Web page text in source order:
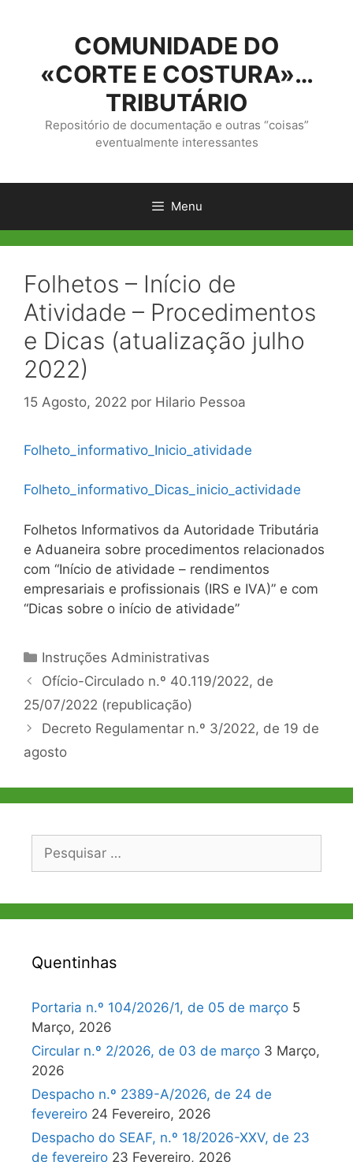
conteúdo
COMUNIDADE DO
«CORTE E COSTURA»…
TRIBUTÁRIO
Repositório de documentação e outras “coisas”
eventualmente interessantes
Menu
Folhetos – Início de
Atividade – Procedimentos
e Dicas (atualização julho
2022)
15 Agosto, 2022 por Hilario Pessoa
Folheto_informativo_Inicio_atividade
Folheto_informativo_Dicas_inicio_actividade
Folhetos Informativos da Autoridade Tributária
e Aduaneira sobre procedimentos relacionados
com “Início de atividade – rendimentos
empresariais e profissionais (IRS e IVA)” e com
“Dicas sobre o início de atividade”
Categorias
Instruções Administrativas
Navegação
de
Ofício-Circulado n.º 40.119/2022, de
25/07/2022 (republicação)
Decreto Regulamentar n.º 3/2022, de 19 de
agosto
por:
Quentinhas
Portaria n.º 104/2026/1, de 05 de março 5
Março, 2026
Circular n.º 2/2026, de 03 de março 3 Março,
2026
Despacho n.º 2389-A/2026, de 24 de
fevereiro 24 Fevereiro, 2026
Despacho do SEAF, n.º 18/2026-XXV, de 23
de fevereiro 23 Fevereiro, 2026